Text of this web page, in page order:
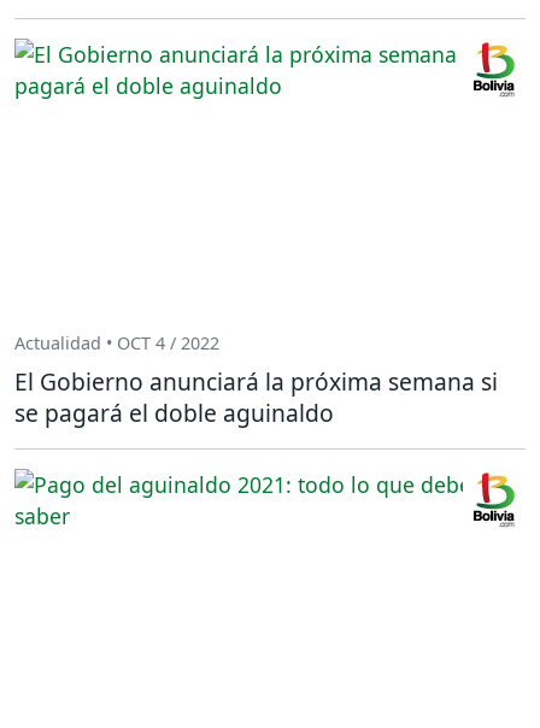
Actualidad • OCT 4 / 2022
El Gobierno anunciará la próxima semana si
se pagará el doble aguinaldo